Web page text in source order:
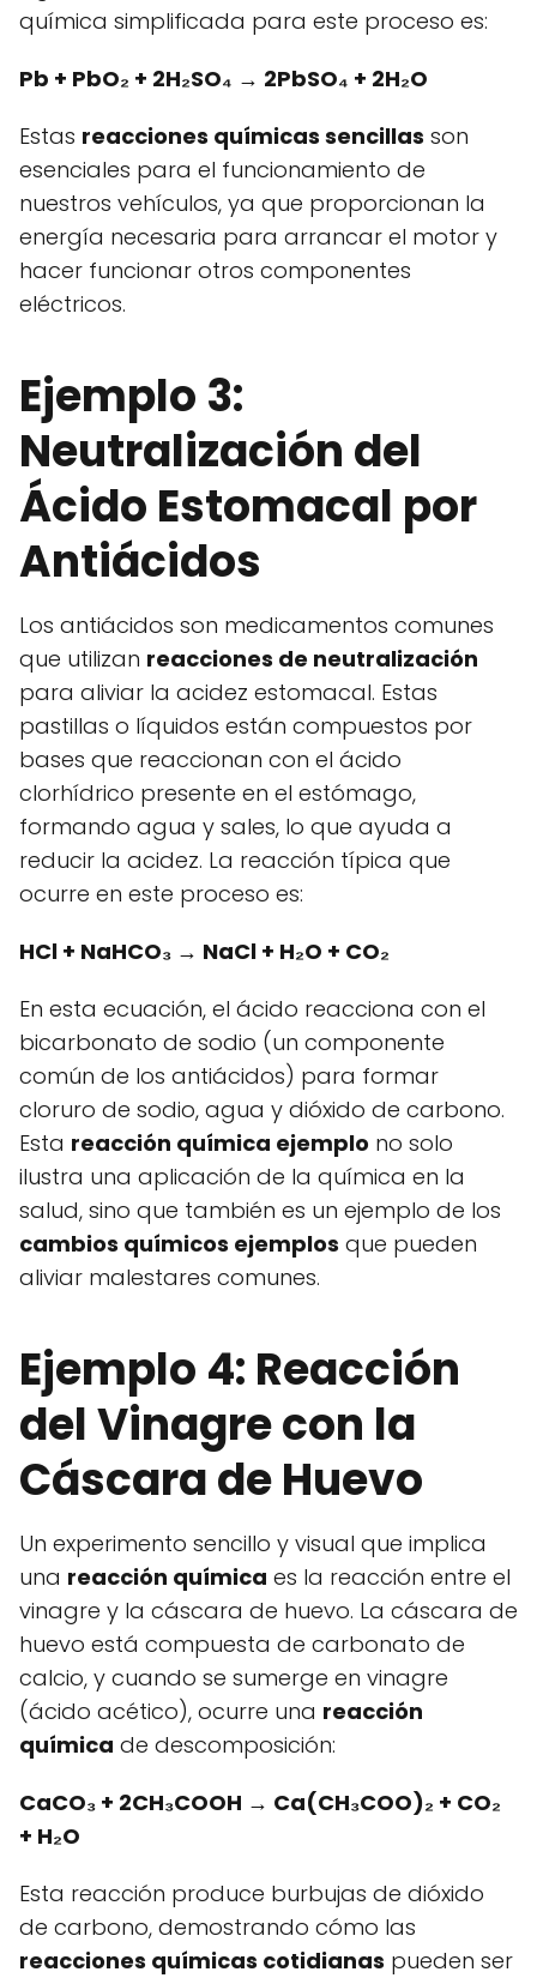
química simplificada para este proceso es:
Pb + PbO₂ + 2H₂SO₄ → 2PbSO₄ + 2H₂O
Estas reacciones químicas sencillas son
esenciales para el funcionamiento de
nuestros vehículos, ya que proporcionan la
energía necesaria para arrancar el motor y
hacer funcionar otros componentes
eléctricos.
Ejemplo 3:
Neutralización del
Ácido Estomacal por
Antiácidos
Los antiácidos son medicamentos comunes
que utilizan reacciones de neutralización
para aliviar la acidez estomacal. Estas
pastillas o líquidos están compuestos por
bases que reaccionan con el ácido
clorhídrico presente en el estómago,
formando agua y sales, lo que ayuda a
reducir la acidez. La reacción típica que
ocurre en este proceso es:
HCl + NaHCO₃ → NaCl + H₂O + CO₂
En esta ecuación, el ácido reacciona con el
bicarbonato de sodio (un componente
común de los antiácidos) para formar
cloruro de sodio, agua y dióxido de carbono.
Esta reacción química ejemplo no solo
ilustra una aplicación de la química en la
salud, sino que también es un ejemplo de los
cambios químicos ejemplos que pueden
aliviar malestares comunes.
Ejemplo 4: Reacción
del Vinagre con la
Cáscara de Huevo
Un experimento sencillo y visual que implica
una reacción química es la reacción entre el
vinagre y la cáscara de huevo. La cáscara de
huevo está compuesta de carbonato de
calcio, y cuando se sumerge en vinagre
(ácido acético), ocurre una reacción
química de descomposición:
CaCO₃ + 2CH₃COOH → Ca(CH₃COO)₂ + CO₂
+ H₂O
Esta reacción produce burbujas de dióxido
de carbono, demostrando cómo las
reacciones químicas cotidianas pueden ser